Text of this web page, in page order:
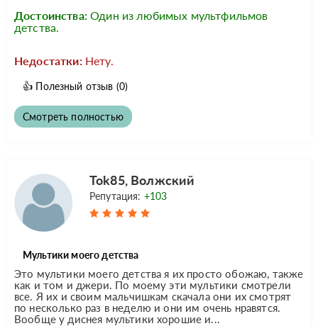
Достоинства: Один из любимых мультфильмов
детства.
Недостатки: Нету.
👍 Полезный отзыв (0)
Смотреть полностью
Tok85, Волжский
Репутация: +103
Мультики моего детства
Это мультики моего детства я их просто обожаю, также
как и том и джери. По моему эти мультики смотрели
все. Я их и своим мальчишкам скачала они их смотрят
по несколько раз в неделю и они им очень нравятся.
Вообще у диснея мультики хорошие и...